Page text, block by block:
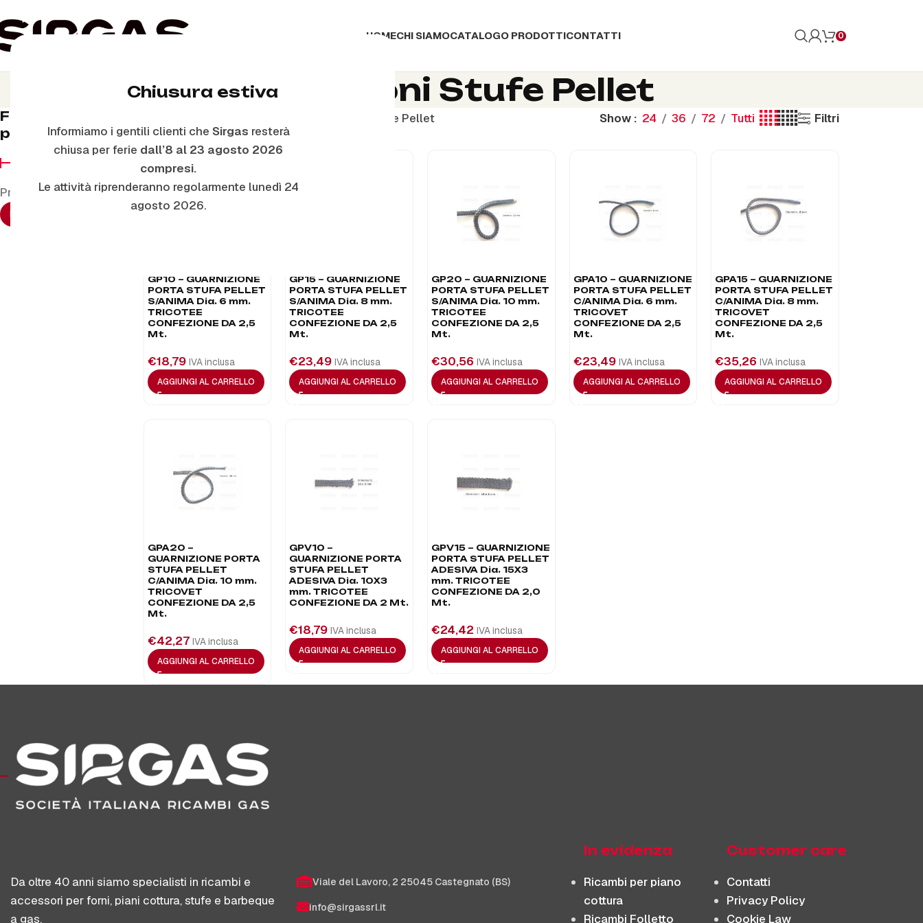
Chiusura estiva
Informiamo i gentili clienti che Sirgas resterà
chiusa per ferie dall’8 al 23 agosto 2026
compresi.
Le attività riprenderanno regolarmente lunedì 24
agosto 2026.
HOMECHI SIAMOCATALOGO PRODOTTICONTATTI 0
Guarnizioni Stufe Pellet
Filtra per
prezzo
FILTRA
Prezzo:€10—€50
Guarnizioni Stufe Pellet Show 24 36 72 Tutti Filtri
GP10 – GUARNIZIONE
PORTA STUFA PELLET
S/ANIMA Dia. 6 mm.
TRICOTEE
CONFEZIONE DA 2,5
Mt.
€18,79 IVA inclusa
AGGIUNGI AL CARRELLO
GP15 – GUARNIZIONE
PORTA STUFA PELLET
S/ANIMA Dia. 8 mm.
TRICOTEE
CONFEZIONE DA 2,5
Mt.
€23,49 IVA inclusa
AGGIUNGI AL CARRELLO
GP20 – GUARNIZIONE
PORTA STUFA PELLET
S/ANIMA Dia. 10 mm.
TRICOTEE
CONFEZIONE DA 2,5
Mt.
€30,56 IVA inclusa
AGGIUNGI AL CARRELLO
GPA10 – GUARNIZIONE
PORTA STUFA PELLET
C/ANIMA Dia. 6 mm.
TRICOVET
CONFEZIONE DA 2,5
Mt.
€23,49 IVA inclusa
AGGIUNGI AL CARRELLO
GPA15 – GUARNIZIONE
PORTA STUFA PELLET
C/ANIMA Dia. 8 mm.
TRICOVET
CONFEZIONE DA 2,5
Mt.
€35,26 IVA inclusa
AGGIUNGI AL CARRELLO
GPA20 –
GUARNIZIONE PORTA
STUFA PELLET
C/ANIMA Dia. 10 mm.
TRICOVET
CONFEZIONE DA 2,5
Mt.
€42,27 IVA inclusa
AGGIUNGI AL CARRELLO
GPV10 –
GUARNIZIONE PORTA
STUFA PELLET
ADESIVA Dia. 10X3
mm. TRICOTEE
CONFEZIONE DA 2 Mt.
€18,79 IVA inclusa
AGGIUNGI AL CARRELLO
GPV15 – GUARNIZIONE
PORTA STUFA PELLET
ADESIVA Dia. 15X3
mm. TRICOTEE
CONFEZIONE DA 2,0
Mt.
€24,42 IVA inclusa
AGGIUNGI AL CARRELLO
Da oltre 40 anni siamo specialisti in ricambi e
accessori per forni, piani cottura, stufe e barbeque
a gas.
Viale del Lavoro, 2 25045 Castegnato (BS)
info@sirgassrl.it
In evidenza
Ricambi per piano
cottura
Ricambi Folletto
Customer care
Contatti
Privacy Policy
Cookie Law